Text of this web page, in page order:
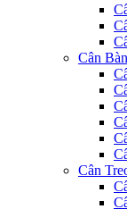
Cân
Cân